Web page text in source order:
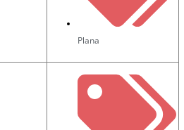
Plana